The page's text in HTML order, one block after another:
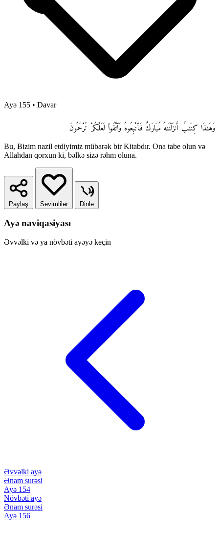
Ayə 155 • Davar
وَهَـٰذَا كِتَـٰبٌ أَنزَلْنَـٰهُ مُبَارَكٌ فَٱتَّبِعُوهُ وَٱتَّقُوا۟ لَعَلَّكُمْ تُرْحَمُونَ
Bu, Bizim nazil etdiyimiz mübarək bir Kitabdır. Ona tabe olun və
Allahdan qorxun ki, bəlkə sizə rəhm oluna.
Paylaş Sevimlilər Dinlə
Ayə naviqasiyası
Əvvəlki və ya növbəti ayəyə keçin
Əvvəlki ayə
Ənam surəsi
Ayə 154
Növbəti ayə
Ənam surəsi
Ayə 156